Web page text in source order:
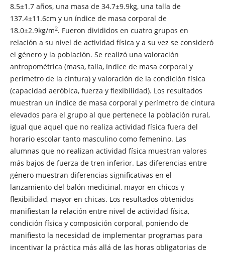
8.5±1.7 años, una masa de 34.7±9.9kg, una talla de
137.4±11.6cm y un índice de masa corporal de
18.0±2.9kg/m2. Fueron divididos en cuatro grupos en
relación a su nivel de actividad física y a su vez se consideró
el género y la población. Se realizó una valoración
antropométrica (masa, talla, índice de masa corporal y
perímetro de la cintura) y valoración de la condición física
(capacidad aeróbica, fuerza y flexibilidad). Los resultados
muestran un índice de masa corporal y perímetro de cintura
elevados para el grupo al que pertenece la población rural,
igual que aquel que no realiza actividad física fuera del
horario escolar tanto masculino como femenino. Las
alumnas que no realizan actividad física muestran valores
más bajos de fuerza de tren inferior. Las diferencias entre
género muestran diferencias significativas en el
lanzamiento del balón medicinal, mayor en chicos y
flexibilidad, mayor en chicas. Los resultados obtenidos
manifiestan la relación entre nivel de actividad física,
condición física y composición corporal, poniendo de
manifiesto la necesidad de implementar programas para
incentivar la práctica más allá de las horas obligatorias de